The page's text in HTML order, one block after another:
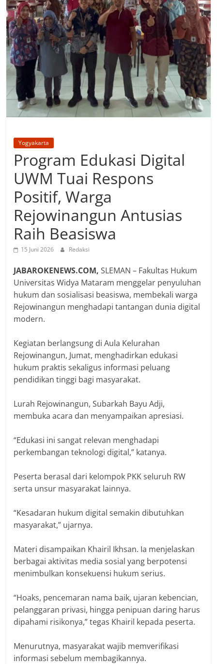
Yogyakarta
Program Edukasi Digital
UWM Tuai Respons
Positif, Warga
Rejowinangun Antusias
Raih Beasiswa
15 Juni 2026 Redaksi
JABAROKENEWS.COM,SLEMAN – Fakultas Hukum
Universitas Widya Mataram menggelar penyuluhan
hukum dan sosialisasi beasiswa, membekali warga
Rejowinangun menghadapi tantangan dunia digital
modern.
Kegiatan berlangsung di Aula Kelurahan
Rejowinangun, Jumat, menghadirkan edukasi
hukum praktis sekaligus informasi peluang
pendidikan tinggi bagi masyarakat.
Lurah Rejowinangun, Subarkah Bayu Adji,
membuka acara dan menyampaikan apresiasi.
“Edukasi ini sangat relevan menghadapi
perkembangan teknologi digital,” katanya.
Peserta berasal dari kelompok PKK seluruh RW
serta unsur masyarakat lainnya.
“Kesadaran hukum digital semakin dibutuhkan
masyarakat,” ujarnya.
Materi disampaikan Khairil Ikhsan. Ia menjelaskan
berbagai aktivitas media sosial yang berpotensi
menimbulkan konsekuensi hukum serius.
“Hoaks, pencemaran nama baik, ujaran kebencian,
pelanggaran privasi, hingga penipuan daring harus
dipahami risikonya,” tegas Khairil kepada peserta.
Menurutnya, masyarakat wajib memverifikasi
informasi sebelum membagikannya.